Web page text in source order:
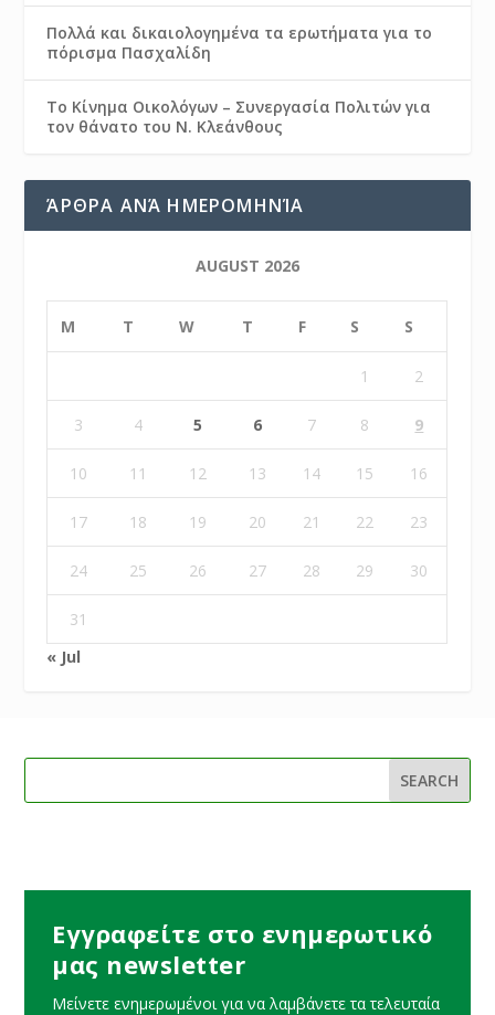
Πολλά και δικαιολογημένα τα ερωτήματα για το
πόρισμα Πασχαλίδη
Το Κίνημα Οικολόγων – Συνεργασία Πολιτών για
τον θάνατο του Ν. Κλεάνθους
ΆΡΘΡΑ ΑΝΆ ΗΜΕΡΟΜΗΝΊΑ
AUGUST 2026
M T W T F S S
1 2
3 4 5 6 7 8 9
10 11 12 13 14 15 16
17 18 19 20 21 22 23
24 25 26 27 28 29 30
31
« Jul
Εγγραφείτε στο ενημερωτικό
μας newsletter
Μείνετε ενημερωμένοι για να λαμβάνετε τα τελευταία